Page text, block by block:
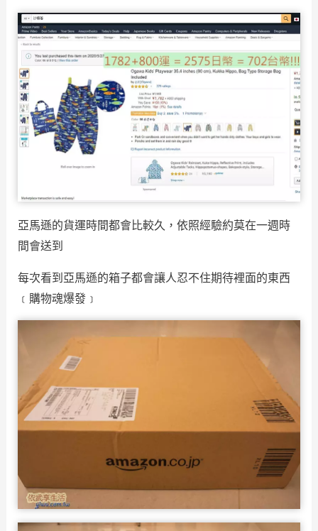
亞馬遜的貨運時間都會比較久，依照經驗約莫在一週時
間會送到
每次看到亞馬遜的箱子都會讓人忍不住期待裡面的東西
﹝購物魂爆發﹞